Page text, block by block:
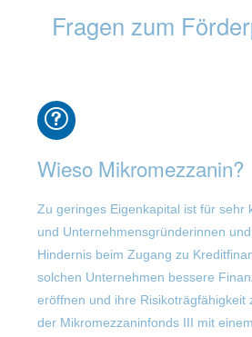
Fragen zum
Wieso Mikromezzanin?
Zu geringes Eigenkapital ist für sehr
und Unternehmensgründerinnen
Hindernis beim Zugang zu
solchen Unternehmen bessere
eröffnen und ihre Risikoträgfähigkeit
der Mikromezzaninfonds III mit